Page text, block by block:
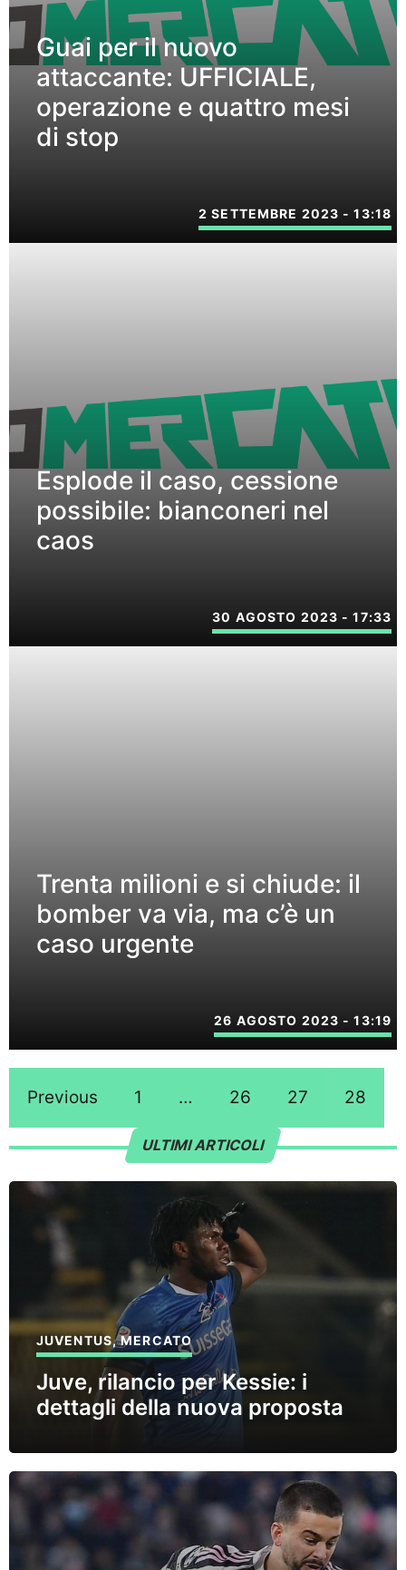
Guai per il nuovo
attaccante: UFFICIALE,
operazione e quattro mesi
di stop
2 SETTEMBRE 2023 - 13:18
Esplode il caso, cessione
possibile: bianconeri nel
caos
30 AGOSTO 2023 - 17:33
Trenta milioni e si chiude: il
bomber va via, ma c’è un
caso urgente
26 AGOSTO 2023 - 13:19
Previous 1 … 26 27 28
ULTIMI ARTICOLI
JUVENTUS,MERCATO
Juve, rilancio per Kessie: i
dettagli della nuova proposta